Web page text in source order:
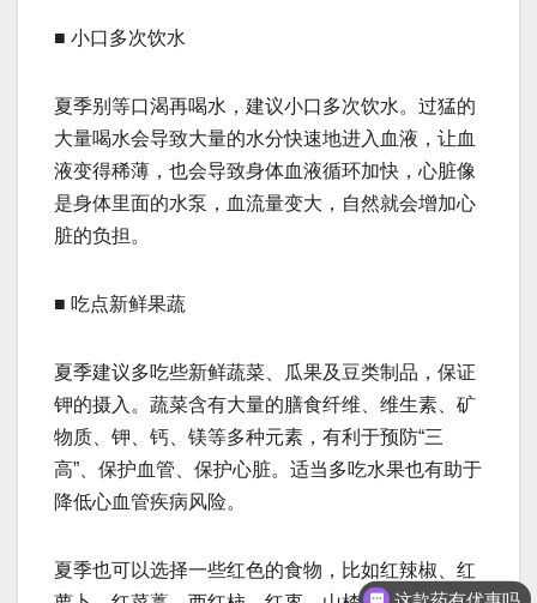
■ 小口多次饮水
夏季别等口渴再喝水，建议小口多次饮水。过猛的
大量喝水会导致大量的水分快速地进入血液，让血
液变得稀薄，也会导致身体血液循环加快，心脏像
是身体里面的水泵，血流量变大，自然就会增加心
脏的负担。
■ 吃点新鲜果蔬
夏季建议多吃些新鲜蔬菜、瓜果及豆类制品，保证
钾的摄入。蔬菜含有大量的膳食纤维、维生素、矿
物质、钾、钙、镁等多种元素，有利于预防“三
高”、保护血管、保护心脏。适当多吃水果也有助于
降低心血管疾病风险。
夏季也可以选择一些红色的食物，比如红辣椒、红
这款药有优惠吗